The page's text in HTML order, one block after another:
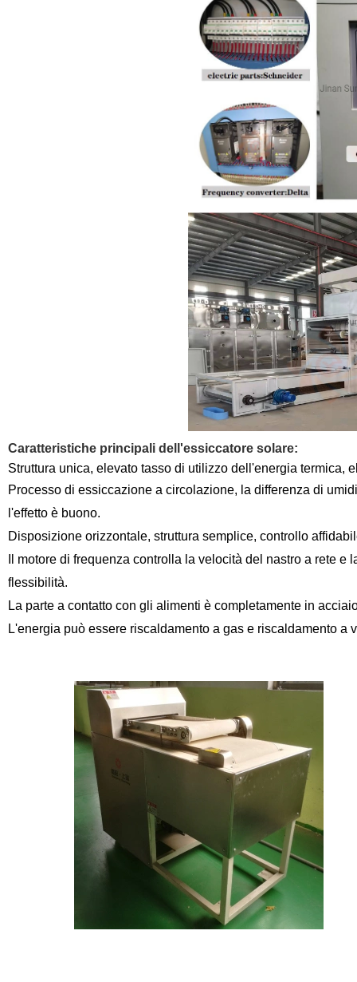
Caratteristiche principali dell'essiccatore solare:
Struttura unica, elevato tasso di utilizzo dell'energia termica,
Processo di essiccazione a circolazione, la differenza di
l'effetto è buono.
Disposizione orizzontale, struttura semplice, controllo
Il motore di frequenza controlla la velocità del nastro a rete
flessibilità.
La parte a contatto con gli alimenti è completamente in
L'energia può essere riscaldamento a gas e riscaldamento a